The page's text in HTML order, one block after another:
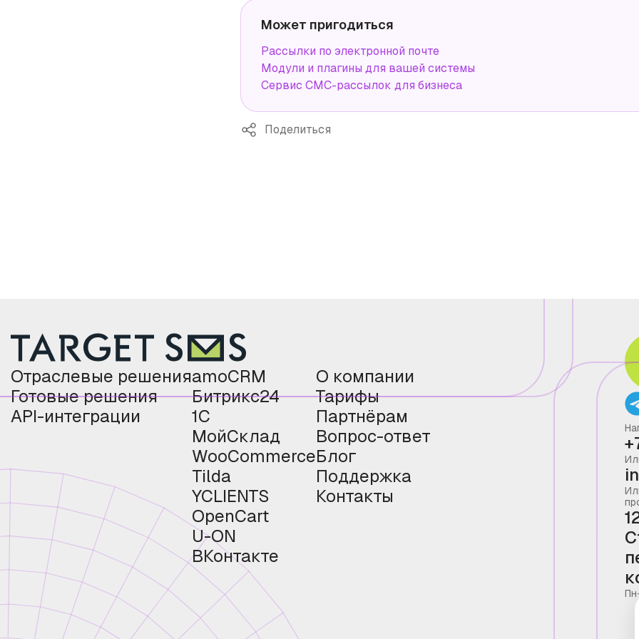
Может пригодиться
Рассылки по электронной почте
Модули и плагины для вашей системы
Сервис СМС-рассылок для бизнеса
Поделиться
Отраслевые решения
Готовые решения
API-интеграции
amoCRM
Битрикс24
1С
МойСклад
WooCommerce
Tilda
YCLIENTS
OpenCart
U-ON
ВКонтакте
О компании
Тарифы
Партнёрам
Вопрос-ответ
Блог
Поддержка
Контакты